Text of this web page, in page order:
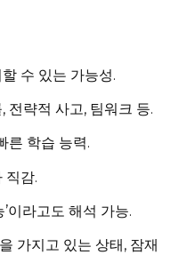
수 있는 가능성.
전략적 사고, 팀워크 등.
른 학습 능력.
직감.
’이라고도 해석 가능.
가지고 있는 상태, 잠재